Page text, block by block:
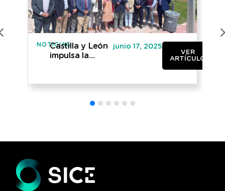
NOTICIAS
Castilla y León
impulsa la
público con
inteligentes
junio 17, 2025
VER
ARTÍCULO